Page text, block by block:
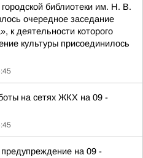
библиотеки им. Н. В.
очередное заседание
к деятельности которого
культуры присоединилось
на сетях ЖКХ на 09 -
на 09 -